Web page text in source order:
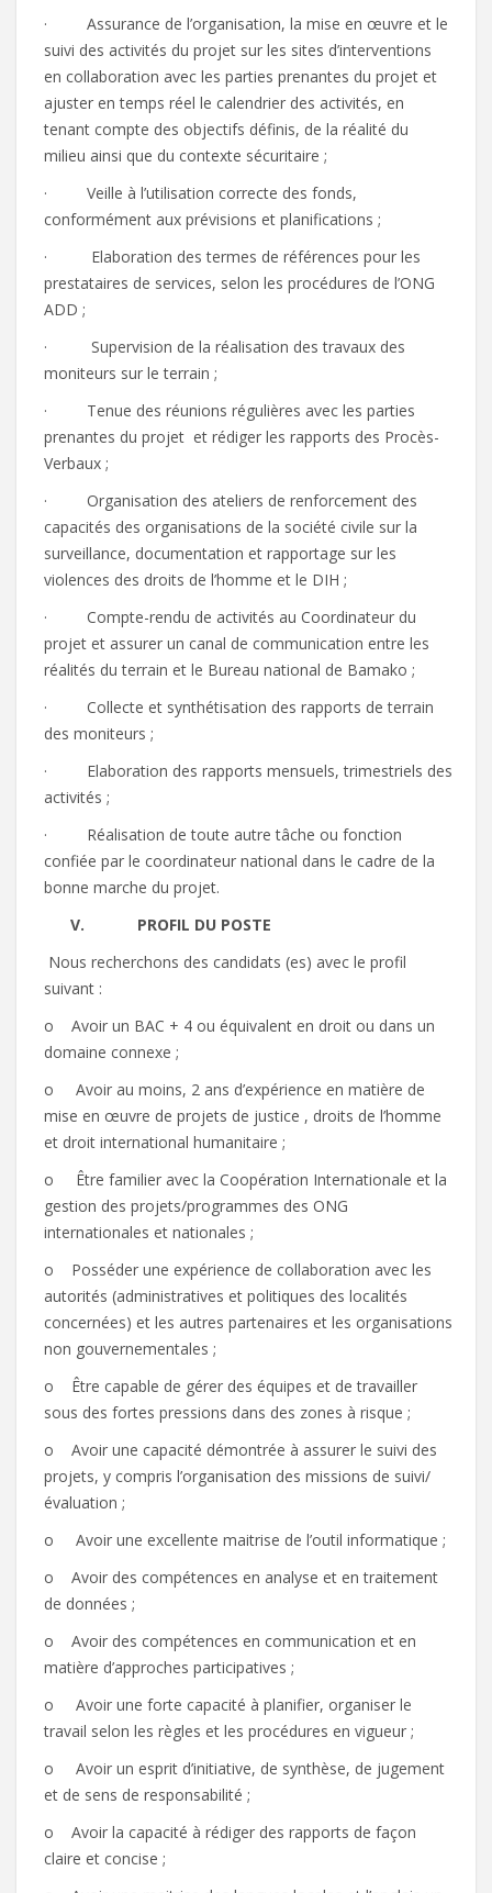
· Assurance de l’organisation, la mise en œuvre et le
suivi des activités du projet sur les sites d’interventions
en collaboration avec les parties prenantes du projet et
ajuster en temps réel le calendrier des activités, en
tenant compte des objectifs définis, de la réalité du
milieu ainsi que du contexte sécuritaire ;
· Veille à l’utilisation correcte des fonds,
conformément aux prévisions et planifications ;
· Elaboration des termes de références pour les
prestataires de services, selon les procédures de l’ONG
ADD ;
· Supervision de la réalisation des travaux des
moniteurs sur le terrain ;
· Tenue des réunions régulières avec les parties
prenantes du projet et rédiger les rapports des Procès-
Verbaux ;
· Organisation des ateliers de renforcement des
capacités des organisations de la société civile sur la
surveillance, documentation et rapportage sur les
violences des droits de l’homme et le DIH ;
· Compte-rendu de activités au Coordinateur du
projet et assurer un canal de communication entre les
réalités du terrain et le Bureau national de Bamako ;
· Collecte et synthétisation des rapports de terrain
des moniteurs ;
· Elaboration des rapports mensuels, trimestriels des
activités ;
· Réalisation de toute autre tâche ou fonction
confiée par le coordinateur national dans le cadre de la
bonne marche du projet.
V. PROFIL DU POSTE
Nous recherchons des candidats (es) avec le profil
suivant :
o Avoir un BAC + 4 ou équivalent en droit ou dans un
domaine connexe ;
o Avoir au moins, 2 ans d’expérience en matière de
mise en œuvre de projets de justice , droits de l’homme
et droit international humanitaire ;
o Être familier avec la Coopération Internationale et la
gestion des projets/programmes des ONG
internationales et nationales ;
o Posséder une expérience de collaboration avec les
autorités (administratives et politiques des localités
concernées) et les autres partenaires et les organisations
non gouvernementales ;
o Être capable de gérer des équipes et de travailler
sous des fortes pressions dans des zones à risque ;
o Avoir une capacité démontrée à assurer le suivi des
projets, y compris l’organisation des missions de suivi/
évaluation ;
o Avoir une excellente maitrise de l’outil informatique ;
o Avoir des compétences en analyse et en traitement
de données ;
o Avoir des compétences en communication et en
matière d’approches participatives ;
o Avoir une forte capacité à planifier, organiser le
travail selon les règles et les procédures en vigueur ;
o Avoir un esprit d’initiative, de synthèse, de jugement
et de sens de responsabilité ;
o Avoir la capacité à rédiger des rapports de façon
claire et concise ;